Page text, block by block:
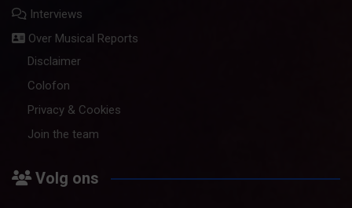
Interviews
Over Musical Reports
Disclaimer
Colofon
Privacy & Cookies
Join the team
Volg ons